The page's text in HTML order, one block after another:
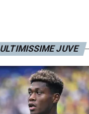
ULTIMISSIME JUVE